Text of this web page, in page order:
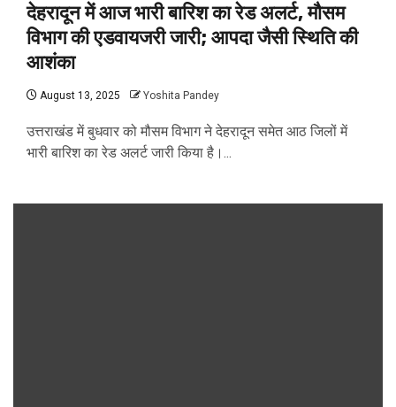
देहरादून में आज भारी बारिश का रेड अलर्ट, मौसम
विभाग की एडवायजरी जारी; आपदा जैसी स्थिति की
आशंका
August 13, 2025 Yoshita Pandey
उत्तराखंड में बुधवार को मौसम विभाग ने देहरादून समेत आठ जिलों में
भारी बारिश का रेड अलर्ट जारी किया है।...